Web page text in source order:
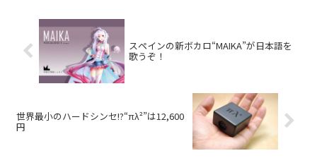
スペインの新ボカロ“MAIKA”が日本語を
歌うぞ！
世界最小のハードシンセ!?“πλ²”は12,600
円